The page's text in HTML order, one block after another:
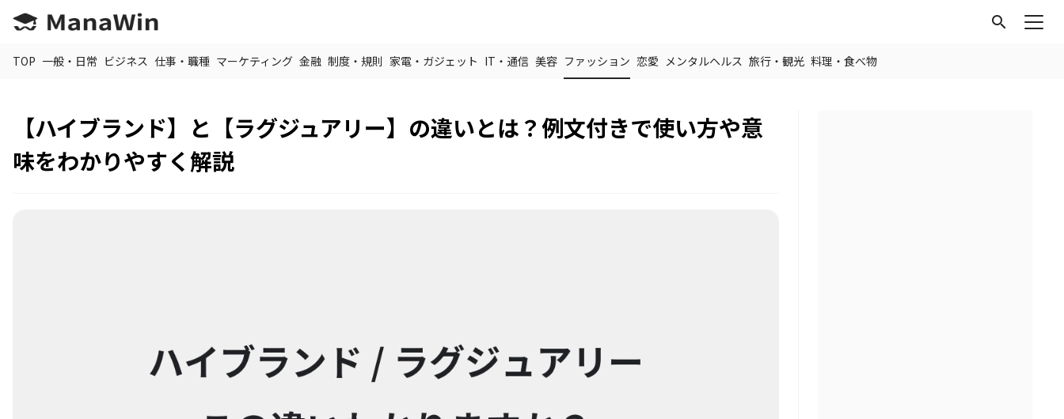
search
TOP 一般・日常 ビジネス 仕事・職種 マーケティング 金融 制度・規則 家電・ガジェット IT・通信 美容 ファッション 恋愛 メンタルヘルス 旅行・観光 料理・食べ物
【ハイブランド】と【ラグジュアリー】の違いとは？例文付きで使い方や意
味をわかりやすく解説